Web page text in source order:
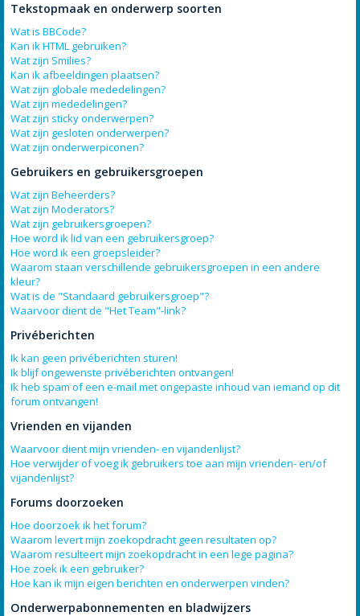
Tekstopmaak en onderwerp soorten
Wat is BBCode?
Kan ik HTML gebruiken?
Wat zijn Smilies?
Kan ik afbeeldingen plaatsen?
Wat zijn globale mededelingen?
Wat zijn mededelingen?
Wat zijn sticky onderwerpen?
Wat zijn gesloten onderwerpen?
Wat zijn onderwerpiconen?
Gebruikers en gebruikersgroepen
Wat zijn Beheerders?
Wat zijn Moderators?
Wat zijn gebruikersgroepen?
Hoe word ik lid van een gebruikersgroep?
Hoe word ik een groepsleider?
Waarom staan verschillende gebruikersgroepen in een andere
kleur?
Wat is de "Standaard gebruikersgroep"?
Waarvoor dient de "Het Team"-link?
Privéberichten
Ik kan geen privéberichten sturen!
Ik blijf ongewenste privéberichten ontvangen!
Ik heb spam of een e-mail met ongepaste inhoud van iemand op dit
forum ontvangen!
Vrienden en vijanden
Waarvoor dient mijn vrienden- en vijandenlijst?
Hoe verwijder of voeg ik gebruikers toe aan mijn vrienden- en/of
vijandenlijst?
Forums doorzoeken
Hoe doorzoek ik het forum?
Waarom levert mijn zoekopdracht geen resultaten op?
Waarom resulteert mijn zoekopdracht in een lege pagina?
Hoe zoek ik een gebruiker?
Hoe kan ik mijn eigen berichten en onderwerpen vinden?
Onderwerpabonnementen en bladwijzers